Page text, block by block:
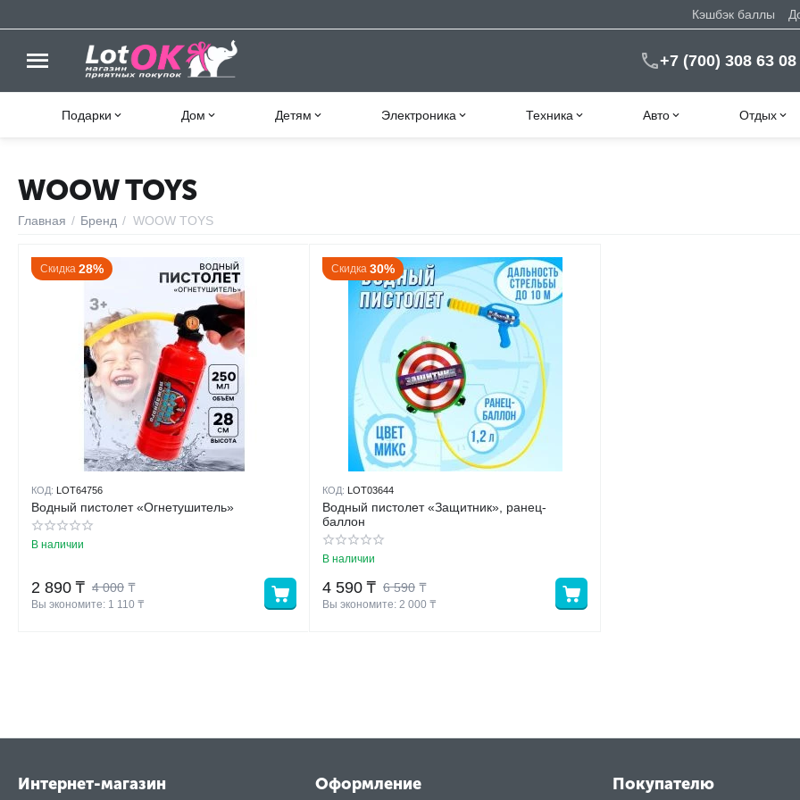
Кэшбэк баллы
+7 (700) 308 63 08
Подарки Дом Детям Электроника Техника Авто Отдых
WOOW TOYS
Главная / Бренд / WOOW TOYS
Скидка 28%
КОД: LOT64756
Водный пистолет «Огнетушитель»
В наличии
4 000 ₸
2 890 ₸
Вы экономите: 1 110 ₸
Скидка 30%
КОД: LOT03644
Водный пистолет «Защитник», ранец-
баллон
В наличии
6 590 ₸
4 590 ₸
Вы экономите: 2 000 ₸
Интернет-магазин Оформление Покупателю